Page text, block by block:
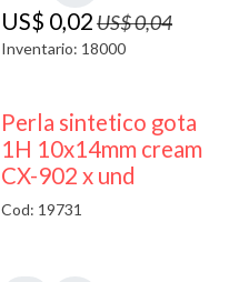
US$ 0,02US$0,04
Inventario: 18000
Perla sintetico gota
1H 10x14mm cream
CX-902 x und
Cod: 19731